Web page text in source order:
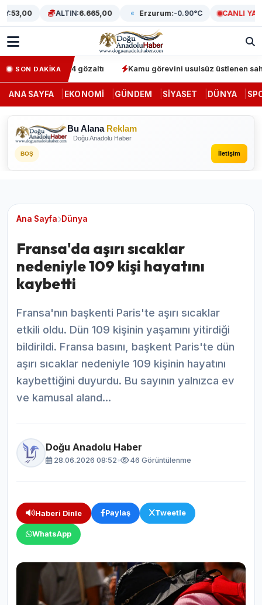
53,00 ALTIN:6.665,00 Erzurum:-0.90°C CANLI YAYIN
SON DAKİKA64 gözaltı Kamu görevini usulsüz üstlenen sahte
ANA SAYFA EKONOMI GÜNDEM SIYASET DÜNYA
Bu Alana Reklam
Doğu Anadolu Haber
BOŞ İletişim
Ana Sayfa Dünya
Fransa'da aşırı sıcaklar
nedeniyle 109 kişi hayatını
kaybetti
Fransa'nın başkenti Paris'te aşırı sıcaklar
etkili oldu. Dün 109 kişinin yaşamını yitirdiği
bildirildi. Fransa basını, başkent Paris'te dün
aşırı sıcaklar nedeniyle 109 kişinin hayatını
kaybettiğini duyurdu. Bu sayının yalnızca ev
ve kamusal aland...
Doğu Anadolu Haber
28.06.2026 08:52• 46 Görüntülenme
Haberi Dinle Paylaş Tweetle
WhatsApp